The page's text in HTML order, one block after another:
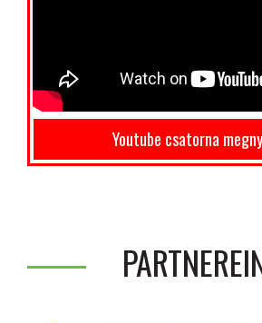
Youtube csatorna